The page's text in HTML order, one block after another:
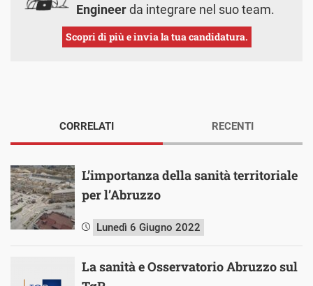
Engineerda integrare nel suo team.
Scopri di più e invia la tua candidatura.
CORRELATI
L’importanza della sanità territoriale
per l’Abruzzo
Lunedì 6 Giugno 2022
La sanità e Osservatorio Abruzzo sul
RECENTI